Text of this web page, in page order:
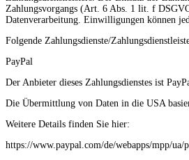
Zahlungsvorgangs (Art. 6 Abs. 1 lit. f
Datenverarbeitung. Einwilligungen können
Folgende Zahlungsdienste/
PayPal
Der Anbieter dieses Zahlungsdienstes ist
Die Übermittlung von Daten in die USA
Weitere Details finden Sie hier:
https://www.paypal.com/de/webapps/mpp/ua/